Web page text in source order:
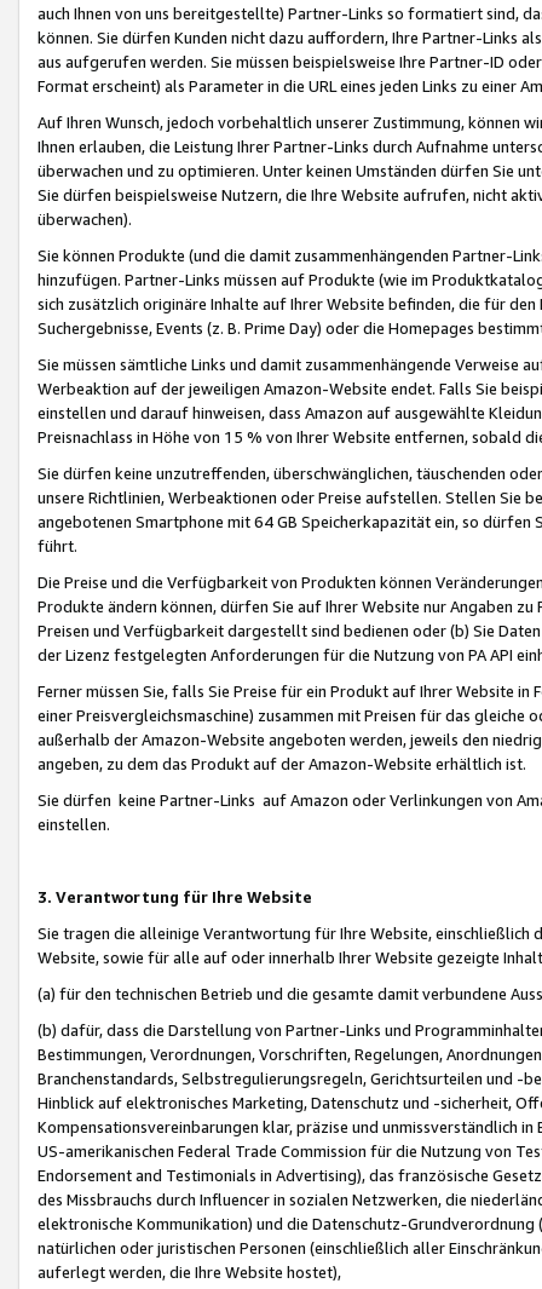
auch Ihnen von uns bereitgestellte) Partner-Links so formatiert sind,
können. Sie dürfen Kunden nicht dazu auffordern, Ihre Partner-Links
aus aufgerufen werden. Sie müssen beispielsweise Ihre Partner-ID
Format erscheint) als Parameter in die URL eines jeden Links zu einer
Auf Ihren Wunsch, jedoch vorbehaltlich unserer Zustimmung, können
Ihnen erlauben, die Leistung Ihrer Partner-Links durch Aufnahme
überwachen und zu optimieren. Unter keinen Umständen dürfen Sie
Sie dürfen beispielsweise Nutzern, die Ihre Website aufrufen, nicht
überwachen).
Sie können Produkte (und die damit zusammenhängenden Partner-
hinzufügen. Partner-Links müssen auf Produkte (wie im
sich zusätzlich originäre Inhalte auf Ihrer Website befinden, die für
Suchergebnisse, Events (z. B. Prime Day) oder die Homepages
Sie müssen sämtliche Links und damit zusammenhängende
Werbeaktion auf der jeweiligen Amazon-Website endet. Falls Sie
einstellen und darauf hinweisen, dass Amazon auf ausgewählte
Preisnachlass in Höhe von 15 % von Ihrer Website entfernen, sobald
Sie dürfen keine unzutreffenden, überschwänglichen, täuschenden
unsere Richtlinien, Werbeaktionen oder Preise aufstellen. Stellen Sie
angebotenen Smartphone mit 64 GB Speicherkapazität ein, so dürfen
führt.
Die Preise und die Verfügbarkeit von Produkten können
Produkte ändern können, dürfen Sie auf Ihrer Website nur Angaben
Preisen und Verfügbarkeit dargestellt sind bedienen oder (b) Sie
der Lizenz festgelegten Anforderungen für die Nutzung von PA API
Ferner müssen Sie, falls Sie Preise für ein Produkt auf Ihrer Website
einer Preisvergleichsmaschine) zusammen mit Preisen für das
außerhalb der Amazon-Website angeboten werden, jeweils den
angeben, zu dem das Produkt auf der Amazon-Website erhältlich ist.
Sie dürfen keine Partner-Links auf Amazon oder Verlinkungen von
einstellen.
3. Verantwortung für Ihre Website
Sie tragen die alleinige Verantwortung für Ihre Website,
Website, sowie für alle auf oder innerhalb Ihrer Website gezeigte
(a) für den technischen Betrieb und die gesamte damit verbundene
(b) dafür, dass die Darstellung von Partner-Links und
Bestimmungen, Verordnungen, Vorschriften, Regelungen,
Branchenstandards, Selbstregulierungsregeln, Gerichtsurteilen und -
Hinblick auf elektronisches Marketing, Datenschutz und -sicherheit,
Kompensationsvereinbarungen klar, präzise und unmissverständlich
US-amerikanischen Federal Trade Commission für die Nutzung von
Endorsement and Testimonials in Advertising), das französische
des Missbrauchs durch Influencer in sozialen Netzwerken, die
elektronische Kommunikation) und die Datenschutz-
natürlichen oder juristischen Personen (einschließlich aller
auferlegt werden, die Ihre Website hostet),